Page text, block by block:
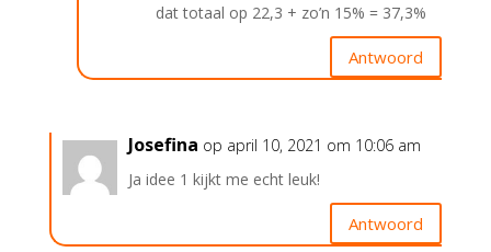
dat totaal op 22,3 + zo’n 15% = 37,3%
Antwoord
Josefina op april 10, 2021 om 10:06 am
Ja idee 1 kijkt me echt leuk!
Antwoord